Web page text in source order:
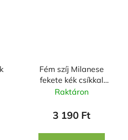
Fém szíj Milanese
fekete kék csíkkal
20mm
Raktáron
3 190 Ft